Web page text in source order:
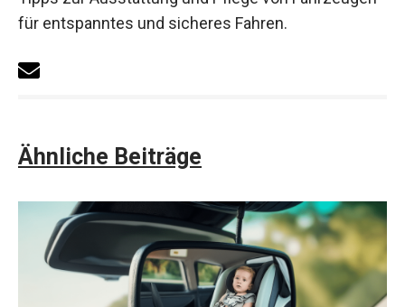
für entspanntes und sicheres Fahren.
Ähnliche Beiträge